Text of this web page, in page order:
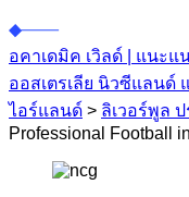
อคาเดมิค เวิลด์ | แนะแ
ออสเตรเลีย นิวซีแลนด์
ไอร์แลนด์ > ลิเวอร์พูล
Professional Football